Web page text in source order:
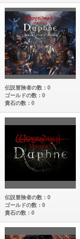
伝説冒険者の数：0
ゴールドの数：0
貴石の数：0
伝説冒険者の数：0
ゴールドの数：0
貴石の数：0